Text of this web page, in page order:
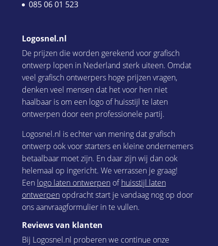
085 06 01 523
Logosnel.nl
De prijzen die worden gerekend voor grafisch
ontwerp lopen in Nederland sterk uiteen. Omdat
veel grafisch ontwerpers hoge prijzen vragen,
denken veel mensen dat het voor hen niet
haalbaar is om een logo of huisstijl te laten
ontwerpen door een professionele partij.
Logosnel.nl is echter van mening dat grafisch
ontwerp ook voor starters en kleine ondernemers
betaalbaar moet zijn. En daar zijn wij dan ook
helemaal op ingericht. We verrassen je graag!
Een logo laten ontwerpenofhuisstijl laten
ontwerpenopdracht start je vandaag nog op door
ons aanvraagformulier in te vullen.
Reviews van klanten
Bij Logosnel.nl proberen we continue onze